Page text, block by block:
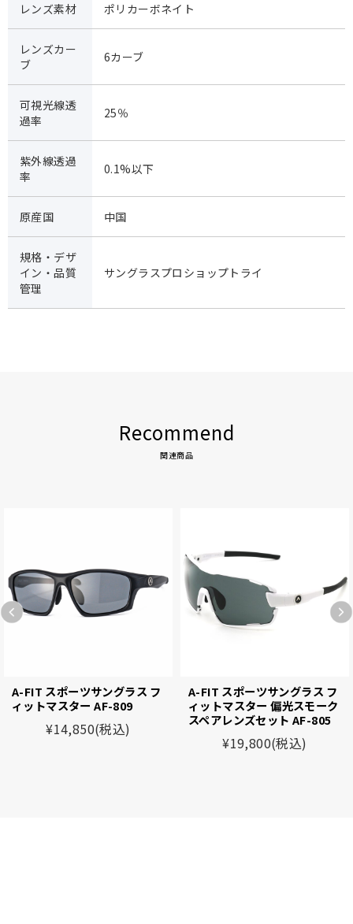
レンズ素材 ポリカーボネイト
レンズカー
ブ
6カーブ
可視光線透
過率
25％
紫外線透過
率
0.1%以下
原産国 中国
規格・デザ
イン・品質
管理
サングラスプロショップトライ
Recommend
A-FIT スポーツサングラス フ
ィットマスター AF-809
¥14,850(税込)
A-FIT スポーツサングラス フ
ィットマスター 偏光スモーク
スペアレンズセット AF-805
¥19,800(税込)